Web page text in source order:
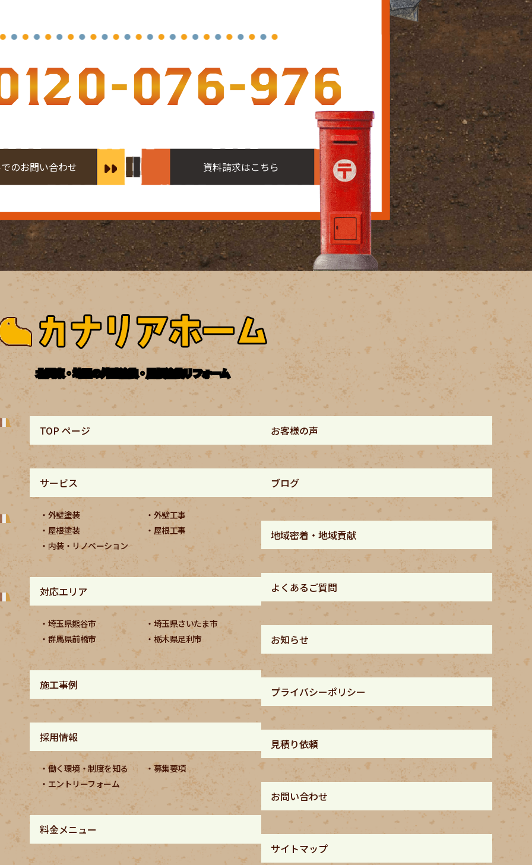
076-976
のお問い合わせ 資料請求はこちら
北関東・埼玉の外壁塗装・屋根塗装リフォーム
TOP ページ
サービス
外壁塗装
外壁工事
屋根塗装
屋根工事
内装・リノベーション
対応エリア
埼玉県熊谷市
埼玉県さいたま市
群馬県前橋市
栃木県足利市
施工事例
採用情報
働く環境・制度を知る
募集要項
エントリーフォーム
料金メニュー
お客様の声
ブログ
地域密着・地域貢献
よくあるご質問
お知らせ
プライバシーポリシー
見積り依頼
お問い合わせ
サイトマップ